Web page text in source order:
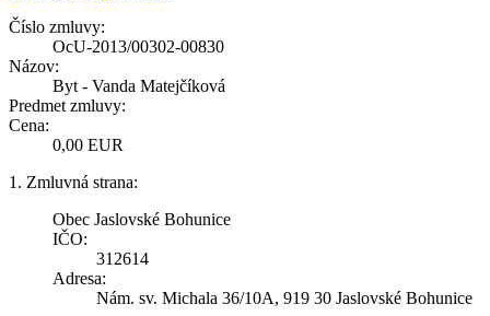
Číslo zmluvy:
OcU-2013/00302-00830
Názov:
Byt - Vanda Matejčíková
Predmet zmluvy:
Cena:
0,00 EUR
1. Zmluvná strana:
Obec Jaslovské Bohunice
IČO:
312614
Adresa:
Nám. sv. Michala 36/10A, 919 30 Jaslovské Bohunice